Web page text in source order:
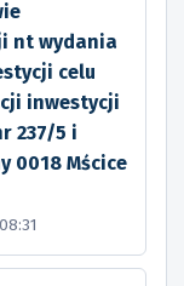
nt wydania
celu
inwestycji
237/5 i
0018 Mścice